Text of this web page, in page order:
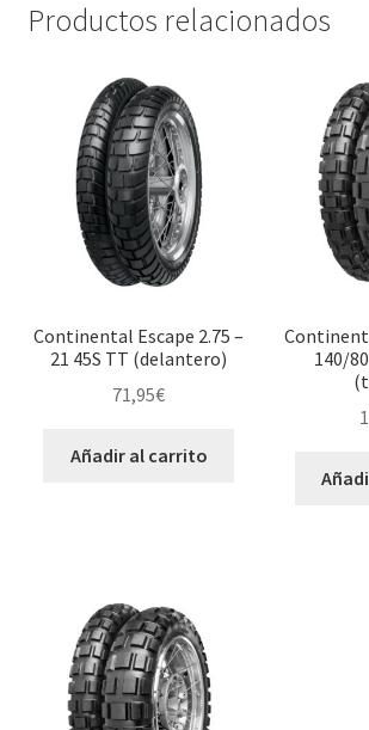
Productos relacionados
Continental Escape 2.75 –
21 45S TT (delantero)
71,95€
Añadir al carrito
140/